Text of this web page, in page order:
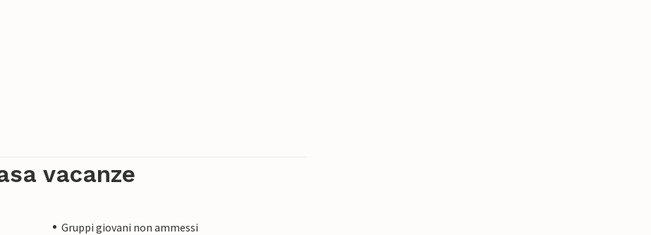
vacanze
Gruppi giovani non ammessi